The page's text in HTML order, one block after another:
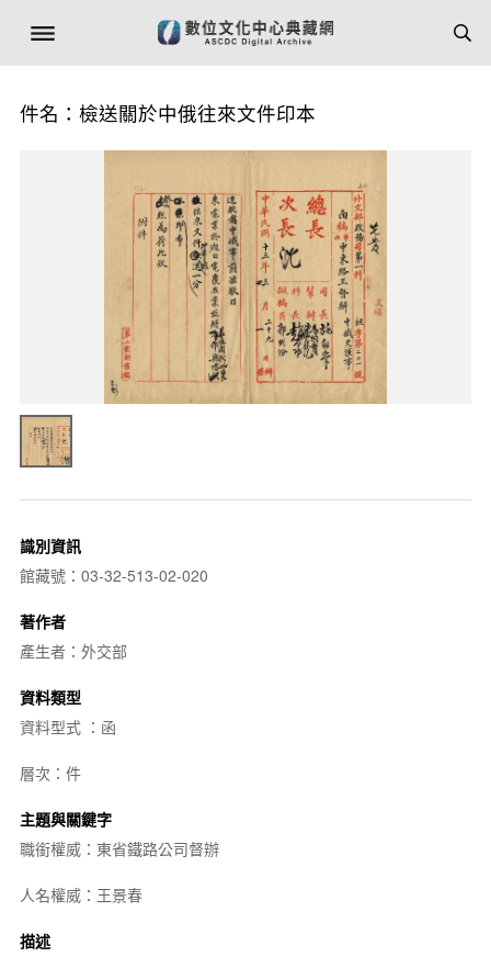
件名：檢送關於中俄往來文件印本
識別資訊
館藏號：03-32-513-02-020
著作者
產生者：外交部
資料類型
資料型式 ：函
層次：件
主題與關鍵字
職銜權威：東省鐵路公司督辦
人名權威：王景春
描述